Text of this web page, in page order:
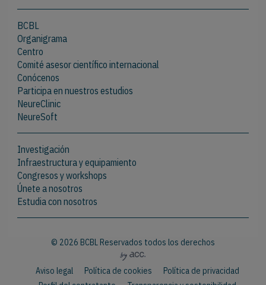
BCBL
Organigrama
Centro
Comité asesor científico internacional
Conócenos
Participa en nuestros estudios
NeureClinic
NeureSoft
Investigación
Infraestructura y equipamiento
Congresos y workshops
Únete a nosotros
Estudia con nosotros
© 2026 BCBL Reservados todos los derechos
Aviso legal Política de cookies
Política de privacidad